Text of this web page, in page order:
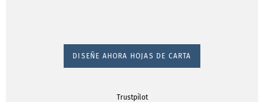
DISEÑE AHORA HOJAS DE CARTA
Trustpilot